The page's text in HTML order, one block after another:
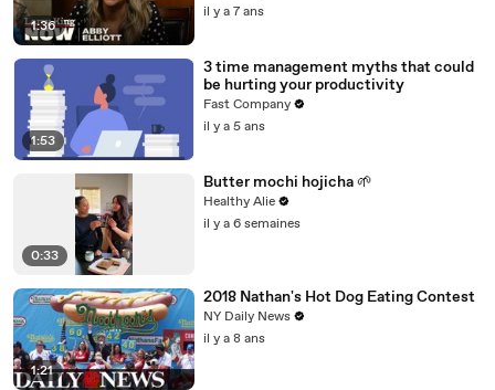
1:36
il y a 7 ans
1:53
3 time management myths that could
be hurting your productivity
Fast Company
il y a 5 ans
0:33
Butter mochi hojicha 🌱
Healthy Alie
il y a 6 semaines
1:21
2018 Nathan's Hot Dog Eating Contest
NY Daily News
il y a 8 ans